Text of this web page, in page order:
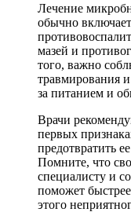
Лечение
обычно
мазей и
того, важно
травмирования
за питанием и
Врачи
первых
предотвратить
Помните, что
специалисту и
поможет
этого